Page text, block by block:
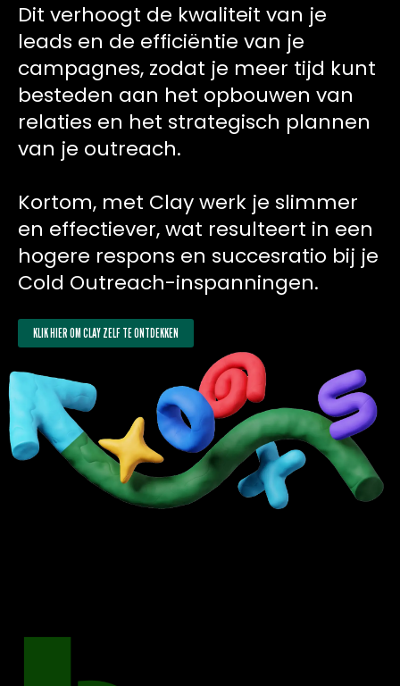
Dit verhoogt de kwaliteit van je
leads en de efficiëntie van je
campagnes, zodat je meer tijd kunt
besteden aan het opbouwen van
relaties en het strategisch plannen
van je outreach.
Kortom, met Clay werk je slimmer
en effectiever, wat resulteert in een
hogere respons en succesratio bij je
Cold Outreach-inspanningen.
KLIK HIER OM CLAY ZELF TE ONTDEKKEN